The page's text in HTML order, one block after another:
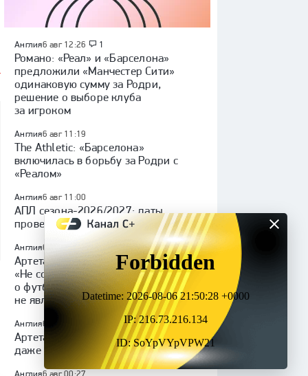
Англия6 авг 12:26 1
Романо: «Реал» и «Барселона»
предложили «Манчестер Сити»
одинаковую сумму за Родри,
решение о выборе клуба
за игроком
Англия6 авг 11:19
The Athletic: «Барселона»
включилась в борьбу за Родри с
«Реалом»
Англия6 авг 11:00
АПЛ сезона-2026/2027: даты
проведения чемпионата Англии
Англия6 авг 07:57
Артета — о Гимарайнсе:
«Не собираюсь говорить
о футболистах, которые
не являются игроками «Арсенала»
Англия6 авг 07:20
Артета: «Иногда плохой результат
даже полезен»
Англия6 авг 00:27